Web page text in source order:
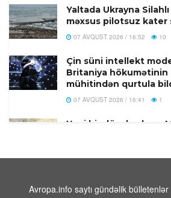
Yaltada Ukrayna
məxsus pilotsuz kater
07 AVQUST 2026 / 16:52 10
Çin süni intellekt
Britaniya hökumətinin
mühitindən qurtula
07 AVQUST 2026 / 16:41 1
Yeni bir dövr başlayır:
Pakistan Məkkə
Avropa.info saytı gündəlik